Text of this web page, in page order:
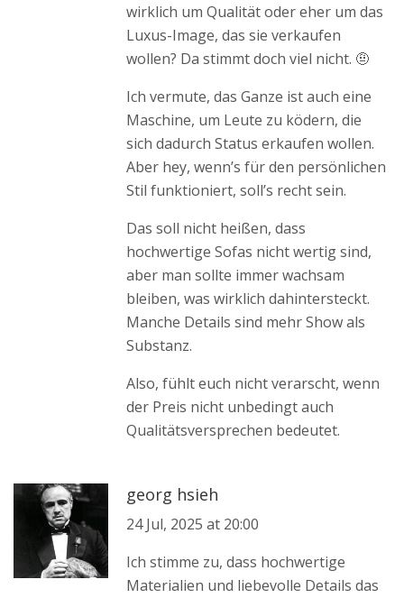
wirklich um Qualität oder eher um das
Luxus-Image, das sie verkaufen
wollen? Da stimmt doch viel nicht. 🤨
Ich vermute, das Ganze ist auch eine
Maschine, um Leute zu ködern, die
sich dadurch Status erkaufen wollen.
Aber hey, wenn’s für den persönlichen
Stil funktioniert, soll’s recht sein.
Das soll nicht heißen, dass
hochwertige Sofas nicht wertig sind,
aber man sollte immer wachsam
bleiben, was wirklich dahintersteckt.
Manche Details sind mehr Show als
Substanz.
Also, fühlt euch nicht verarscht, wenn
der Preis nicht unbedingt auch
Qualitätsversprechen bedeutet.
georg hsieh
24 Jul, 2025 at 20:00
Ich stimme zu, dass hochwertige
Materialien und liebevolle Details das